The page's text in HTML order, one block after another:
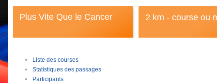
Plus Vite Que le Cancer 2 km - course ou
Liste des courses
Statistiques des passages
Participants